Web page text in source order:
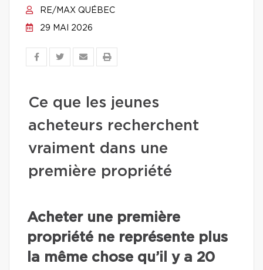
RE/MAX QUÉBEC
29 MAI 2026
Ce que les jeunes
acheteurs recherchent
vraiment dans une
première propriété
Acheter une première
propriété ne représente plus
la même chose qu’il y a 20